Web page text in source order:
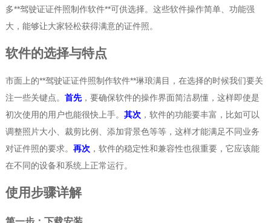
多**驾驶证证件照制作软件**可供选择。这些软件操作简单、功能强
大，能够让大家轻松获得满意的证件照。
软件的选择与特点
市面上的**驾驶证证件照制作软件**琳琅满目，在选择的时候我们要关
注一些关键点。 首先，要确保软件的操作界面简洁易懂，这样即使是
初次使用的用户也能很快上手。 其次 ，软件的功能要丰富，比如可以
调整照片大小、裁剪比例、添加背景色等等，这样才能满足不同业务
对证件照的要求。 再次 ，软件的稳定性和兼容性也很重要，它应该能
在不同的设备和系统上正常运行。
使用步骤详解